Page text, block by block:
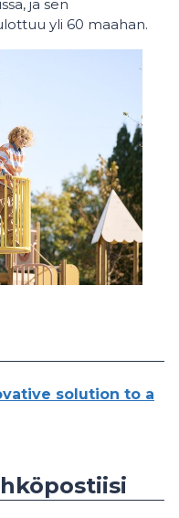
ja sen
yli 60 maahan.
solution to a